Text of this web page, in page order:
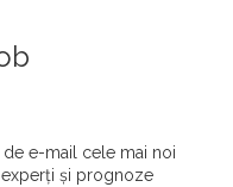
de e-mail cele mai noi
și prognoze